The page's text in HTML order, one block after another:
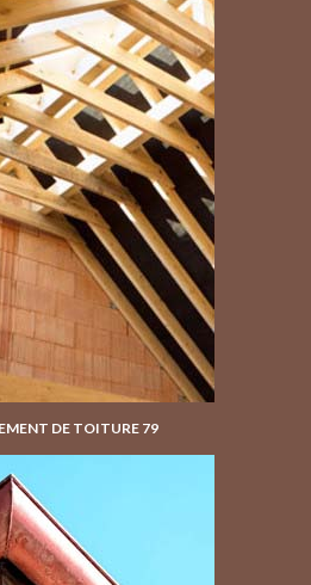
DE TOITURE 79